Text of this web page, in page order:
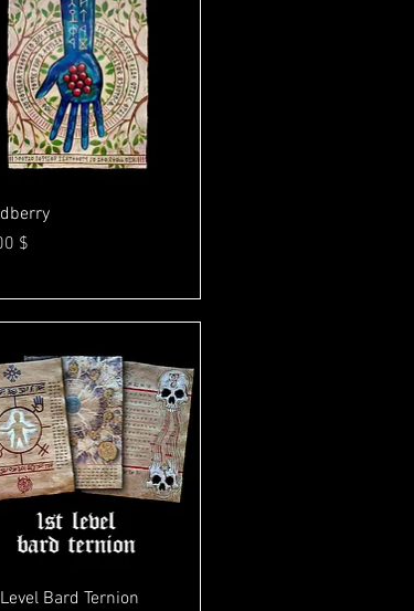
Γρήγορη προβολή
$
Γρήγορη προβολή
Bard Ternion